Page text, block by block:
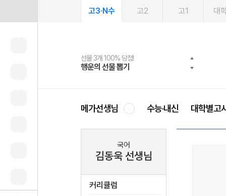
고3·N수 고2 고1 대
선물 3개 100% 당첨!
행운의 선물 뽑기
선물 100% 증정!
메가스터디 X 올리브
여름방학 스터디 캐시백
메가런 썸머스쿨
2027 러셀 단과
강사 공개선발
스마트러닝앱
설문 EVENT
메가패스
3일 무료 체험권
메가패스 수강생 무료혜택!
메가클럽 멤버십
사회공헌 캠페인
희망이룸 메가나눔
메가선생님 수능·내신 대학별고
국어
김동욱 선생님
커리큘럼